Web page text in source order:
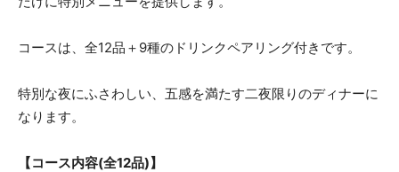
コースは、全12品＋9種のドリンクペアリング付きです。
特別な夜にふさわしい、五感を満たす二夜限りのディナーに
なります。
【コース内容(全12品)】